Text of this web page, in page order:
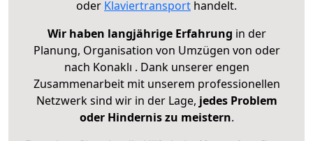
oder Klaviertransport handelt.
Wir haben langjährige Erfahrung in der
Planung, Organisation von Umzügen von oder
nach Konaklı . Dank unserer engen
Zusammenarbeit mit unserem professionellen
Netzwerk sind wir in der Lage, jedes Problem
oder Hindernis zu meistern.